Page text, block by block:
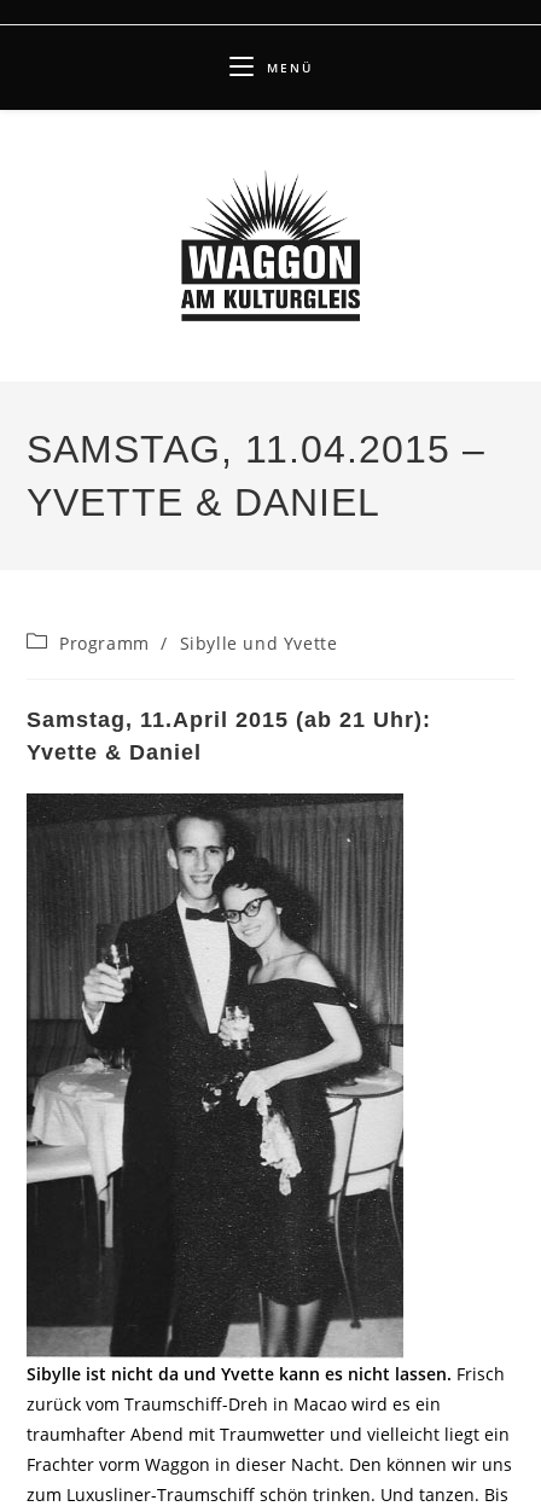
MENÜ
SAMSTAG, 11.04.2015 –
YVETTE & DANIEL
Beitrags-
Programm / Sibylle und Yvette
Samstag, 11.April 2015 (ab 21 Uhr):
Yvette & Daniel
Sibylle ist nicht da und Yvette kann es nicht lassen. Frisch
zurück vom Traumschiff-Dreh in Macao wird es ein
traumhafter Abend mit Traumwetter und vielleicht liegt ein
Frachter vorm Waggon in dieser Nacht. Den können wir uns
zum Luxusliner-Traumschiff schön trinken. Und tanzen. Bis